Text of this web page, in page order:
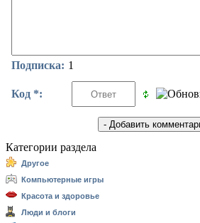
Подписка: 1
Код *:
Категории раздела
Другое
Компьютерные игры
Красота и здоровье
Люди и блоги